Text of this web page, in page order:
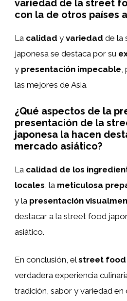
variedad de la street
con la de otros países
La calidad y variedad de la
japonesa se destaca por su
y presentación impecable,
las mejores de Asia.
¿Qué aspectos de la
presentación de la
japonesa la hacen
mercado asiático?
La calidad de los
locales , la meticulosa
y la presentación
destacar a la street food
asiático.
En conclusión, elstreet food
verdadera experiencia
tradición, sabor y variedad